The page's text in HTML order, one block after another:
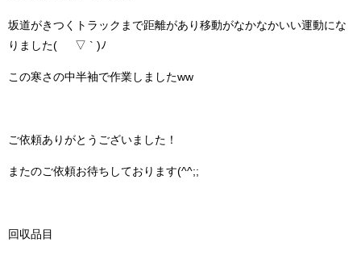
坂道がきつくトラックまで距離があり移動がなかなかいい運動にな
りました( ´ ▽ ` )ﾉ
この寒さの中半袖で作業しましたww
ご依頼ありがとうございました！
またのご依頼お待ちしております(^^;;
回収品目